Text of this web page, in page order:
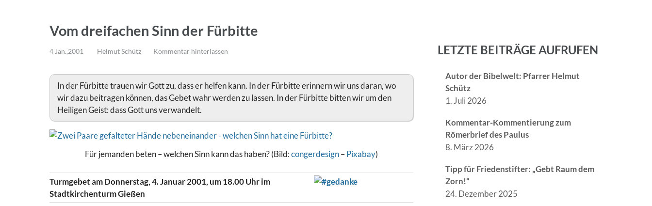
Vom dreifachen Sinn der Fürbitte
4 Jan.,2001 Helmut Schütz Kommentar hinterlassen
In der Fürbitte trauen wir Gott zu, dass er helfen kann. In der Fürbitte erinnern wir uns daran, wo
wir dazu beitragen können, das Gebet wahr werden zu lassen. In der Fürbitte bitten wir um den
Heiligen Geist: dass Gott uns verwandelt.
Für jemanden beten – welchen Sinn kann das haben? (Bild:congerdesign–Pixabay)
Turmgebet am Donnerstag, 4. Januar 2001, um 18.00 Uhr im
Stadtkirchenturm Gießen
LETZTE BEITRÄGE AUFRUFEN
Autor der Bibelwelt: Pfarrer Helmut
Schütz
1. Juli 2026
Kommentar-Kommentierung zum
Römerbrief des Paulus
8. März 2026
Tipp für Friedenstifter: „Gebt Raum dem
Zorn!“
24. Dezember 2025